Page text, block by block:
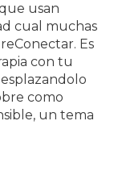
usan
cual muchas
Es
con tu
como
un tema